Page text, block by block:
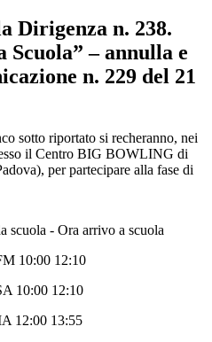
Dirigenza n. 238.
Scuola” – annulla e
n. 229 del 21
sotto riportato si recheranno, nei
il Centro BIG BOWLING di
per partecipare alla fase di
scuola - Ora arrivo a scuola
10:00 12:10
10:00 12:10
12:00 13:55